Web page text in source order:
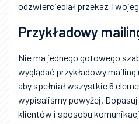
odzwierciedlał przekaz
Przykładowy
Nie ma jednego gotowego
wyglądać przykładowy
aby spełniał wszystkie 6
wypisaliśmy powyżej.
klientów i sposobu